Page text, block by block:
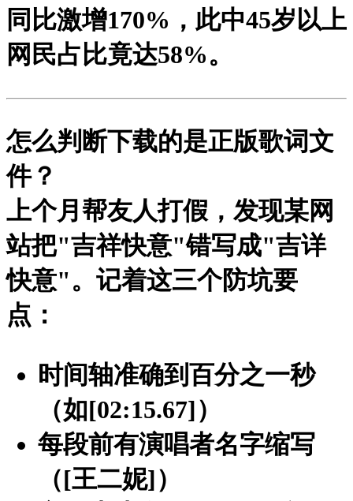
同比激增170%，此中45岁以上
网民占比竟达58%。
怎么判断下载的是正版歌词文
件？
上个月帮友人打假，发现某网
站把"吉祥快意"错写成"吉详
快意"。记着这三个防坑要
点：
时间轴准确到百分之一秒
（如[02:15.67]）
每段前有演唱者名字缩写
（[王二妮]）